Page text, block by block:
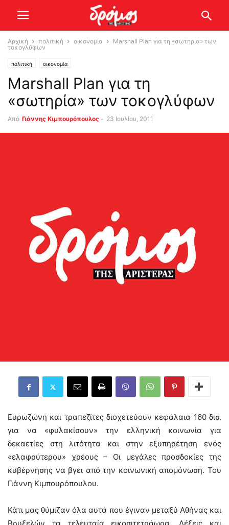
Αρχική πολιτική οικονομία
Marshall Plan για τη «σωτηρία» των
τοκογλύφων
πολιτική οικονομία
Marshall Plan για τη
«σωτηρία» των τοκογλύφων
Από Γιάννης Κιμπουρόπουλος - 23 Ιουλίου, 2011
Ευρωζώνη και τραπεζίτες διοχετεύουν κεφάλαια 160 δισ.
για να «φυλακίσουν» την ελληνική κοινωνία για
δεκαετίες στη λιτότητα και στην εξυπηρέτηση ενός
«ελαφρύτερου» χρέους – Οι μεγάλες προσδοκίες της
κυβέρνησης να βγει από την κοινωνική απομόνωση. Του
Γιάννη Κιμπουρόπουλου.
Κάτι μας θύμιζαν όλα αυτά που έγιναν μεταξύ Αθήνας και